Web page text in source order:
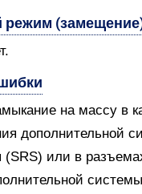
на массу в
дополнительной
(SRS) или в